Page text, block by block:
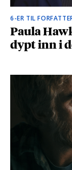
6-ER TIL
Paula
dypt inn i